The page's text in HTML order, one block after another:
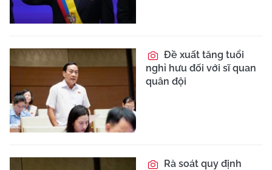
Đề xuất tăng tuổi
nghỉ hưu đối với sĩ quan
quân đội
Rà soát quy định